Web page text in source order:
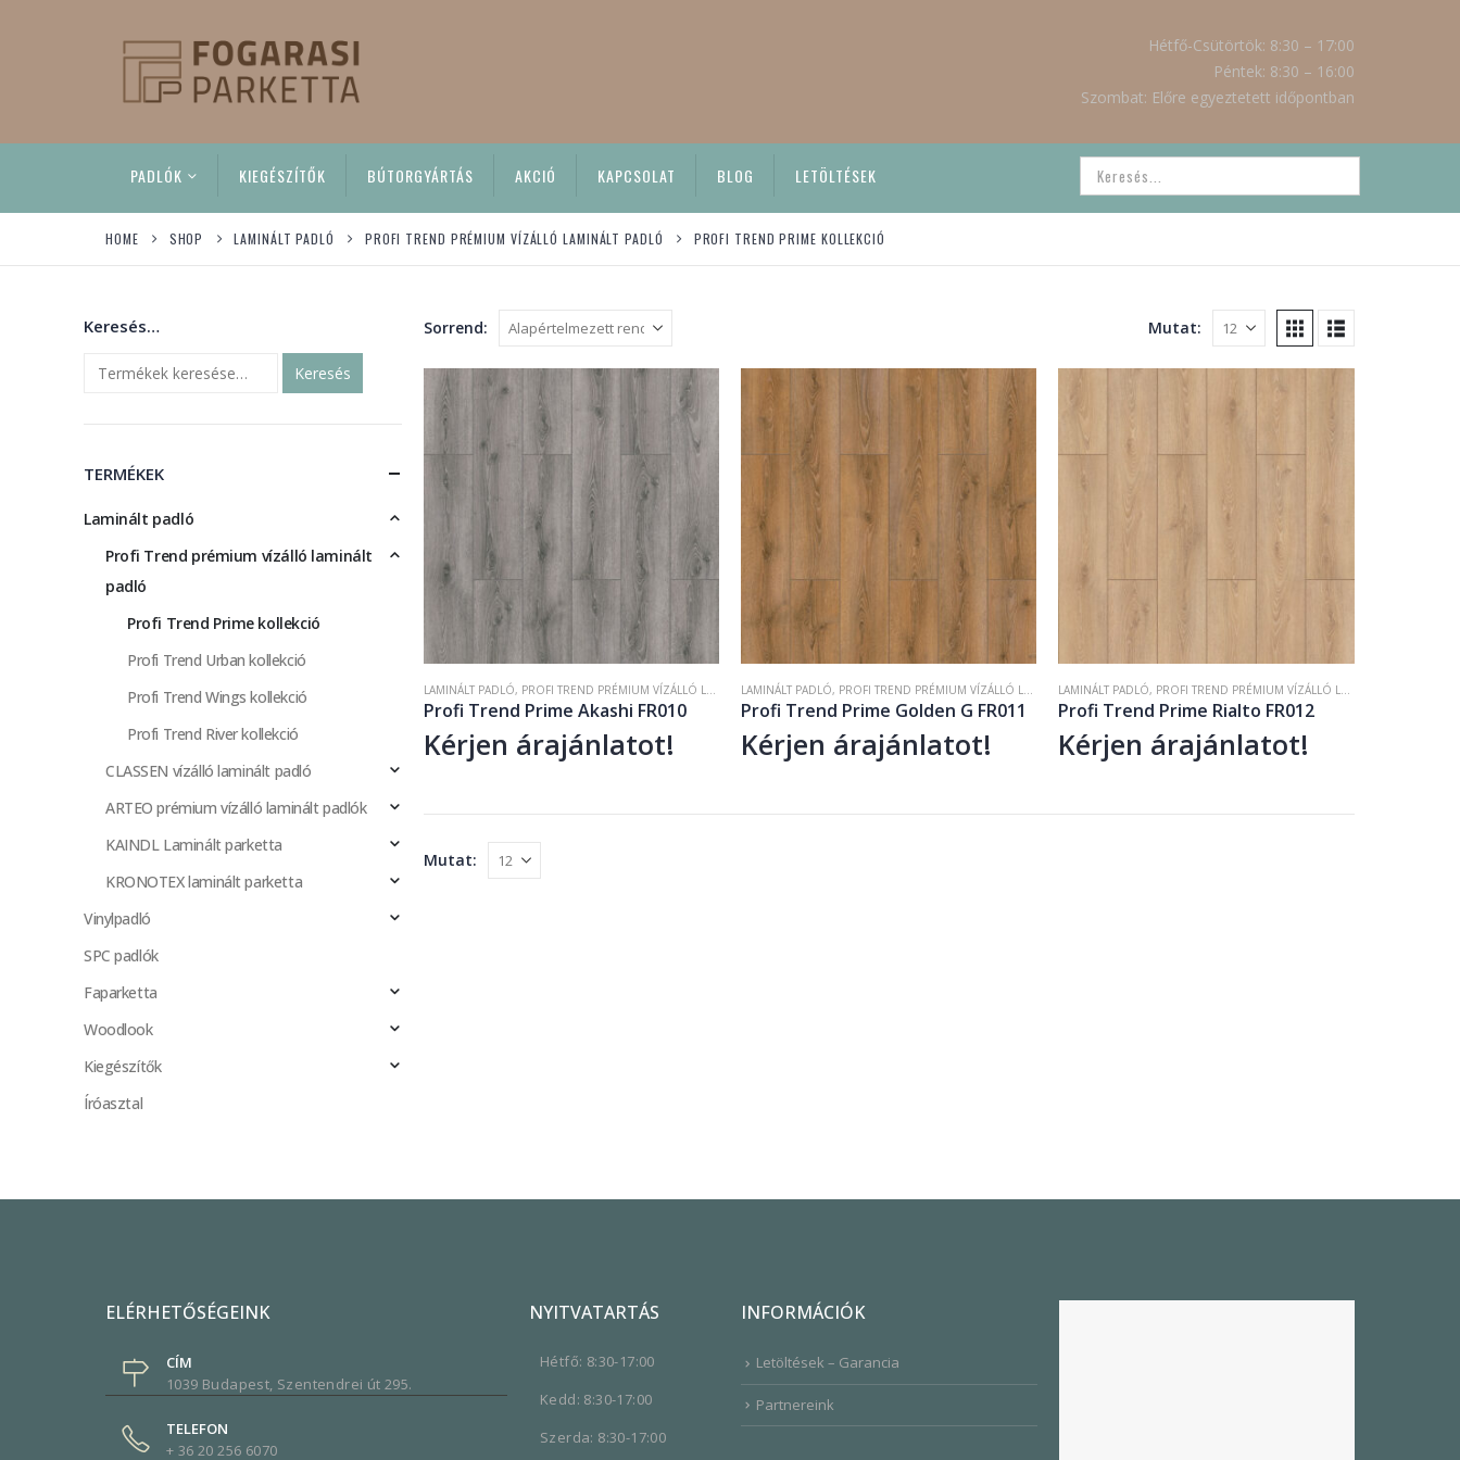
Hétfő-Csütörtök: 8:30 – 17:00
Péntek: 8:30 – 16:00
Szombat: Előre egyeztetett időpontban
PADLÓK KIEGÉSZÍTŐK BÚTORGYÁRTÁS AKCIÓ KAPCSOLAT BLOG LETÖLTÉSEK
HOME SHOP LAMINÁLT PADLÓ PROFI TREND PRÉMIUM VÍZÁLLÓ LAMINÁLT PADLÓ PROFI TREND PRIME KOLLEKCIÓ
Sorrend: Mutat:
LAMINÁLT PADLÓ, PROFI TREND PRÉMIUM VÍZÁLLÓ LAMINÁLT PADLÓ ,PROFI TREND PRIME KOLLEKCIÓ
Profi Trend Prime Akashi FR010
Kérjen árajánlatot!
LAMINÁLT PADLÓ, PROFI TREND PRÉMIUM VÍZÁLLÓ LAMINÁLT PADLÓ ,PROFI TREND PRIME KOLLEKCIÓ
Profi Trend Prime Golden G FR011
Kérjen árajánlatot!
LAMINÁLT PADLÓ, PROFI TREND PRÉMIUM VÍZÁLLÓ LAMINÁLT PADLÓ
Profi Trend Prime Rialto FR012
Kérjen árajánlatot!
Mutat:
Keresés…
Keresés
TERMÉKEK
Laminált padló
Profi Trend prémium vízálló laminált
padló
Profi Trend Prime kollekció
Profi Trend Urban kollekció
Profi Trend Wings kollekció
Profi Trend River kollekció
CLASSEN vízálló laminált padló
ARTEO prémium vízálló laminált padlók
KAINDL Laminált parketta
KRONOTEX laminált parketta
Vinylpadló
SPC padlók
Faparketta
Woodlook
Kiegészítők
Íróasztal
ELÉRHETŐSÉGEINK
CÍM
1039 Budapest, Szentendrei út 295.
TELEFON
+ 36 20 256 6070
NYITVATARTÁS
Hétfő: 8:30-17:00
Kedd: 8:30-17:00
Szerda: 8:30-17:00
INFORMÁCIÓK
Letöltések – Garancia
Partnereink